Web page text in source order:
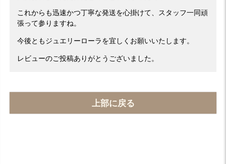
これからも迅速かつ丁寧な発送を心掛けて、スタッフ一同頑
張って参りますね。
今後ともジュエリーローラを宜しくお願いいたします。
レビューのご投稿ありがとうございました。
上部に戻る